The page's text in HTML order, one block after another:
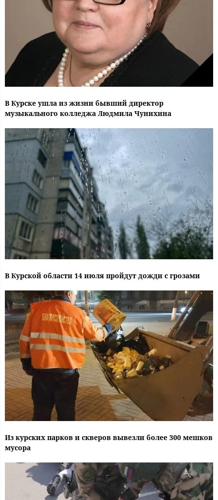
В Курске ушла из жизни бывший директор
музыкального колледжа Людмила Чунихина
В Курской области 14 июля пройдут дожди с грозами
Из курских парков и скверов вывезли более 300 мешков
мусора